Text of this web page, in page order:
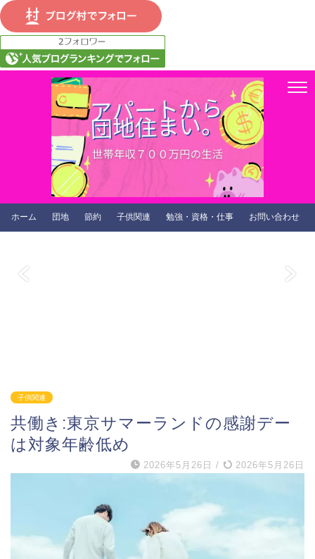
ホーム 団地 節約 子供関連 勉強・資格・仕事 お問い合わせ
子供関連
共働き:東京サマーランドの感謝デー
は対象年齢低め
2026年5月26日 / 2026年5月26日